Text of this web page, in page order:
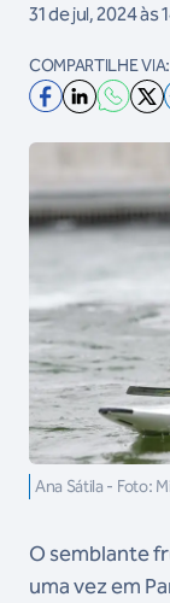
31 de jul, 2024 às
COMPARTILHE VIA:
Ana Sátila - Foto:
O semblante
uma vez em